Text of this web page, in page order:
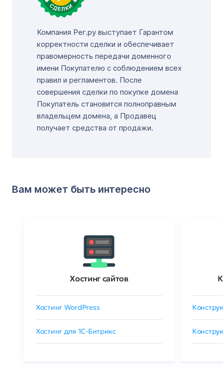
Компания Рег.ру выступает Гарантом
корректности сделки и обеспечивает
правомерность передачи доменного
имени Покупателю с соблюдением всех
правил и регламентов. После
совершения сделки по покупке домена
Покупатель становится полноправным
владельцем домена, а Продавец
получает средства от продажи.
Вам может быть интересно
Хостинг сайтов
Хостинг WordPress
Хостинг для 1C-Битрикс